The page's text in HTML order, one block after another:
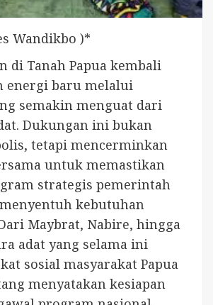
Wandikbo )*
di Tanah Papua kembali
energi baru melalui
semakin menguat dari
Dukungan ini bukan
tetapi mencerminkan
untuk memastikan
strategis pemerintah
kebutuhan
Maybrat, Nabire, hingga
adat yang selama ini
sosial masyarakat Papua
menyatakan kesiapan